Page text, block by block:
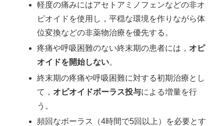
軽度の痛みにはアセトアミノフェンなどの非オ
ピオイドを使用し，平穏な環境を作りながら体
位変換などの非薬物治療を優先する。
疼痛や呼吸困難のない終末期の患者には， オピ
オイドを開始しない。
終末期の疼痛や呼吸困難に対する初期治療とし
て， オピオイドボーラス投与による増量を行
う。
頻回なボーラス（4時間で5回以上）を必要とす